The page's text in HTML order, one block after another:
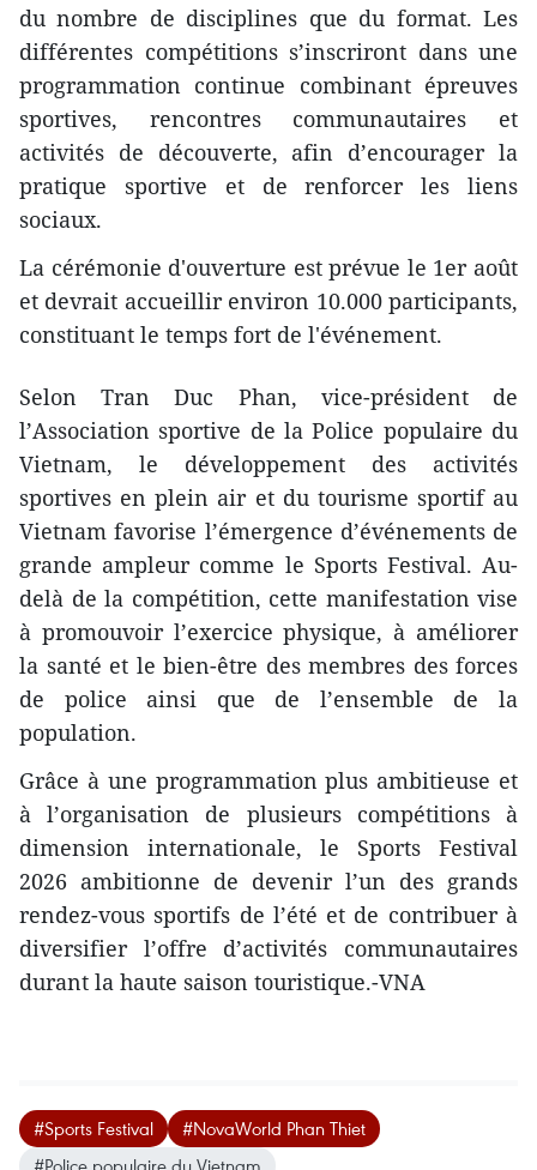
du nombre de disciplines que du format. Les
différentes compétitions s’inscriront dans une
programmation continue combinant épreuves
sportives, rencontres communautaires et
activités de découverte, afin d’encourager la
pratique sportive et de renforcer les liens
sociaux.
La cérémonie d'ouverture est prévue le 1er août
et devrait accueillir environ 10.000 participants,
constituant le temps fort de l'événement.
Selon Tran Duc Phan, vice-président de
l’Association sportive de la Police populaire du
Vietnam, le développement des activités
sportives en plein air et du tourisme sportif au
Vietnam favorise l’émergence d’événements de
grande ampleur comme le Sports Festival. Au-
delà de la compétition, cette manifestation vise
à promouvoir l’exercice physique, à améliorer
la santé et le bien-être des membres des forces
de police ainsi que de l’ensemble de la
population.
Grâce à une programmation plus ambitieuse et
à l’organisation de plusieurs compétitions à
dimension internationale, le Sports Festival
2026 ambitionne de devenir l’un des grands
rendez-vous sportifs de l’été et de contribuer à
diversifier l’offre d’activités communautaires
durant la haute saison touristique.-VNA
#Sports Festival
#NovaWorld Phan Thiet
#Police populaire du Vietnam